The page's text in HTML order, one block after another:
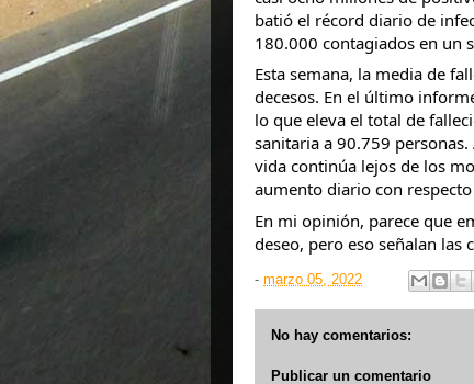
batió el récord diario de
180.000 contagiados en un
Esta semana, la media de
decesos. En el último
lo que eleva el total de
sanitaria a 90.759
vida continúa lejos de los
aumento diario con
En mi opinión, parece que
deseo, pero eso señalan las
- marzo 05, 2022
No hay comentarios:
Publicar un comentario